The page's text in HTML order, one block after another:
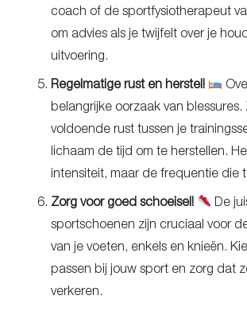
coach of de sportfysiotherapeut
om advies als je twijfelt over je
uitvoering.
Regelmatige rust en herstel!
belangrijke oorzaak van blessures.
voldoende rust tussen je
lichaam de tijd om te herstellen.
intensiteit, maar de frequentie die
Zorg voor goed schoeisel!
De
sportschoenen zijn cruciaal voor
van je voeten, enkels en knieën.
passen bij jouw sport en zorg dat
verkeren.